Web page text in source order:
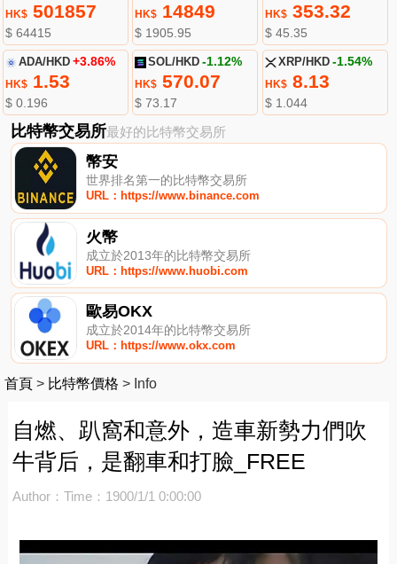
HK$501857
$ 64415
HK$ 14849
$ 1905.95
HK$353.32
$ 45.35
ADA/HKD +3.86%
HK$1.53
$ 0.196
SOL/HKD -1.12%
HK$ 570.07
$ 73.17
XRP/HKD -1.54%
HK$8.13
$ 1.044
比特幣交易所最好的比特幣交易所
幣安
世界排名第一的比特幣交易所
URL：https://www.binance.com
火幣
成立於2013年的比特幣交易所
URL：https://www.huobi.com
歐易OKX
成立於2014年的比特幣交易所
URL：https://www.okx.com
首頁 > 比特幣價格 > Info
自燃、趴窩和意外，造車新勢力們吹
牛背后，是翻車和打臉_FREE
Author： Time：1900/1/1 0:00:00